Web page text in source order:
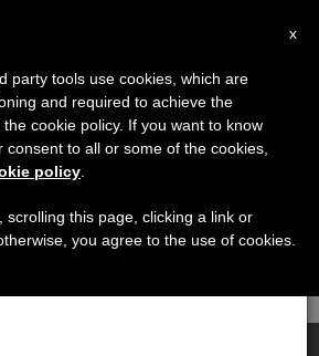
17th, 2008
×
7 de agosto haremos la pausa
que en el periodo de verano
informaciones y también el
x
party tools use cookies, which are
and required to achieve the
cookie policy. If you want to know
to all or some of the cookies,
policy
scrolling this page, clicking a link or
you agree to the use of cookies.